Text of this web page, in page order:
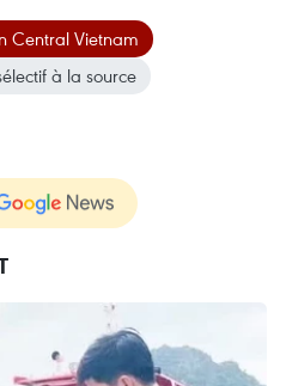
Central Vietnam
à la source